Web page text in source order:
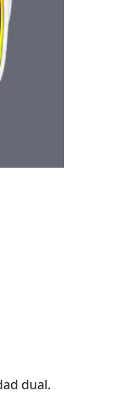
dual.